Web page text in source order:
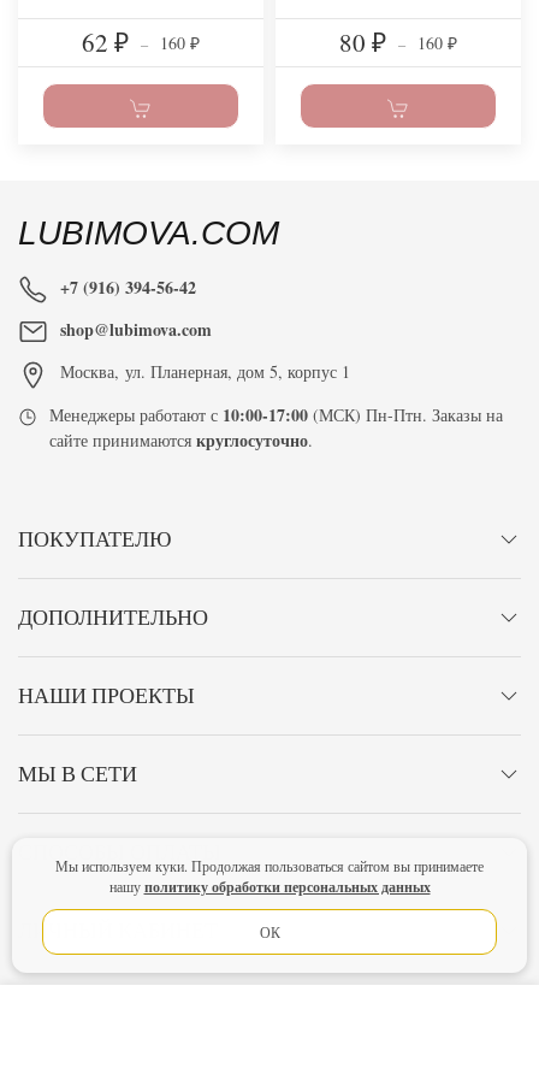
62 ₽ – 160 ₽ 80 ₽ – 160 ₽
LUBIMOVA.COM
+7 (916) 394-56-42
shop@lubimova.com
Москва, ул. Планерная, дом 5, корпус 1
Менеджеры работают с 10:00-17:00 (МСК) Пн-Птн. Заказы на
сайте принимаютсякруглосуточно.
ПОКУПАТЕЛЮ
ДОПОЛНИТЕЛЬНО
НАШИ ПРОЕКТЫ
МЫ В СЕТИ
ЛИЧНЫЙ КАБИНЕТ
Мы используем куки. Продолжая пользоваться сайтом вы принимаете
нашуполитику обработки персональных данных
ОК